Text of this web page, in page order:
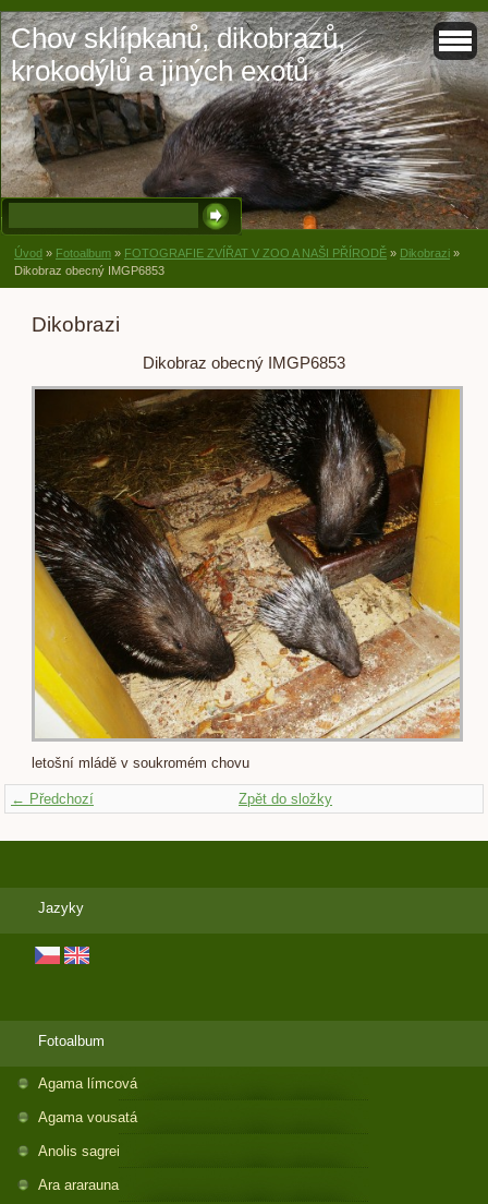
Chov sklípkanů, dikobrazů,
krokodýlů a jiných exotů
Úvod » Fotoalbum » FOTOGRAFIE ZVÍŘAT V ZOO A NAŠI PŘÍRODĚ » Dikobrazi »
Dikobraz obecný IMGP6853
Dikobrazi
Dikobraz obecný IMGP6853
letošní mládě v soukromém chovu
← Předchozí Zpět do složky
Jazyky
Fotoalbum
Agama límcová
Agama vousatá
Anolis sagrei
Ara ararauna